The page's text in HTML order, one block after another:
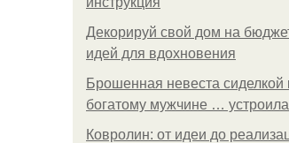
Декорируй свой дом на
идей для вдохновения
Брошенная невеста сиделкой
богатому мужчине …
Ковролин: от идеи до